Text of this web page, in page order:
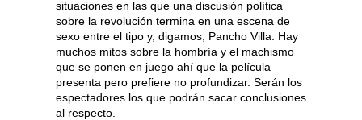
situaciones en las que una discusión política
sobre la revolución termina en una escena de
sexo entre el tipo y, digamos, Pancho Villa. Hay
muchos mitos sobre la hombría y el machismo
que se ponen en juego ahí que la película
presenta pero prefiere no profundizar. Serán los
espectadores los que podrán sacar conclusiones
al respecto.